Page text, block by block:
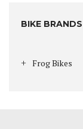
BIKE BRANDS
Frog Bikes